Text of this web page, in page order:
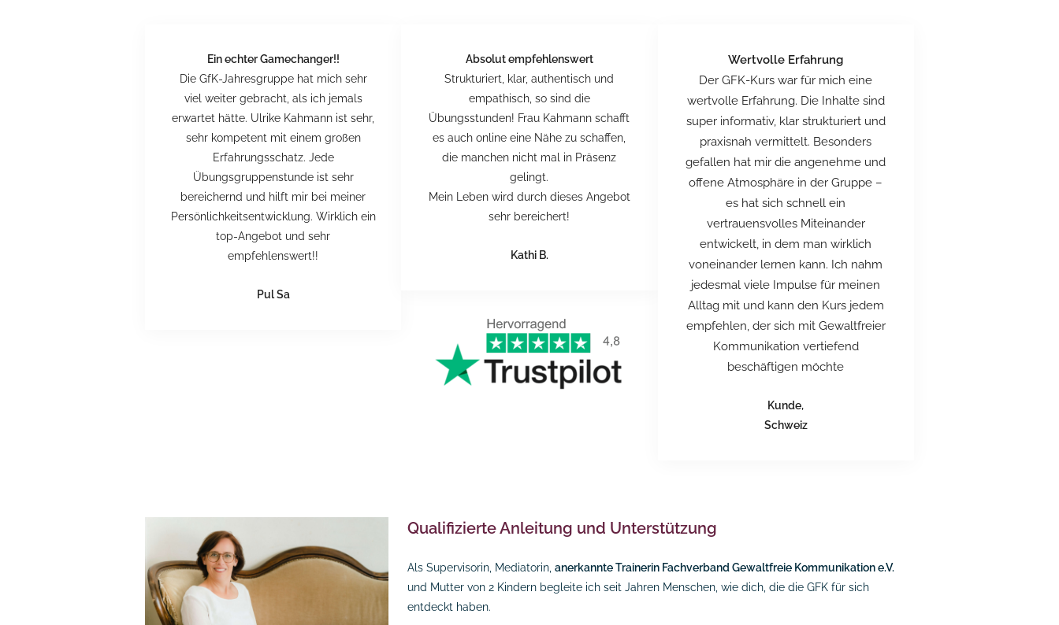
Ein echter Gamechanger!!
Die GfK-Jahresgruppe hat mich sehr
viel weiter gebracht, als ich jemals
erwartet hätte. Ulrike Kahmann ist sehr,
sehr kompetent mit einem großen
Erfahrungsschatz. Jede
Übungsgruppenstunde ist sehr
bereichernd und hilft mir bei meiner
Persönlichkeitsentwicklung. Wirklich ein
top-Angebot und sehr
empfehlenswert!!
Pul Sa
Absolut empfehlenswert
Strukturiert, klar, authentisch und
empathisch, so sind die
Übungsstunden! Frau Kahmann schafft
es auch online eine Nähe zu schaffen,
die manchen nicht mal in Präsenz
gelingt.
Mein Leben wird durch dieses Angebot
sehr bereichert!
Kathi B.
Wertvolle Erfahrung
Der GFK-Kurs war für mich eine
wertvolle Erfahrung. Die Inhalte sind
super informativ, klar strukturiert und
praxisnah vermittelt. Besonders
gefallen hat mir die angenehme und
offene Atmosphäre in der Gruppe –
es hat sich schnell ein
vertrauensvolles Miteinander
entwickelt, in dem man wirklich
voneinander lernen kann. Ich nahm
jedesmal viele Impulse für meinen
Alltag mit und kann den Kurs jedem
empfehlen, der sich mit Gewaltfreier
Kommunikation vertiefend
beschäftigen möchte
Kunde,
Schweiz
Qualifizierte Anleitung und Unterstützung
Als Supervisorin, Mediatorin, anerkannte Trainerin Fachverband Gewaltfreie Kommunikation e.V.
und Mutter von 2 Kindern begleite ich seit Jahren Menschen, wie dich, die die GFK für sich
entdeckt haben.